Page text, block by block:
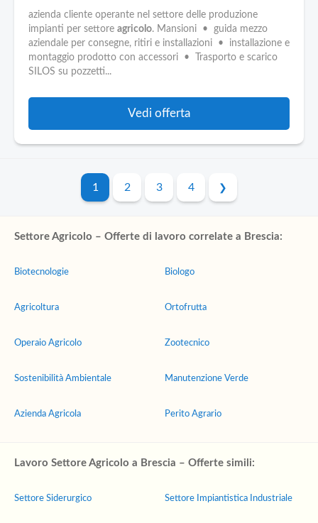
azienda cliente operante nel settore delle produzione
impianti per settore agricolo. Mansioni • guida mezzo
aziendale per consegne, ritiri e installazioni • installazione e
montaggio prodotto con accessori • Trasporto e scarico
SILOS su pozzetti...
Vedi offerta
1 2 3 4
Settore Agricolo – Offerte di lavoro correlate a Brescia:
Biotecnologie
Agricoltura
Operaio Agricolo
Sostenibilità Ambientale
Azienda Agricola
Biologo
Ortofrutta
Zootecnico
Manutenzione Verde
Perito Agrario
Lavoro Settore Agricolo a Brescia – Offerte simili:
Settore Siderurgico Settore Impiantistica Industriale